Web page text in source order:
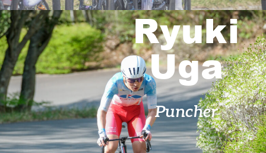
Partners Shop
Contact
English
Ryuki
Uga
Puncher